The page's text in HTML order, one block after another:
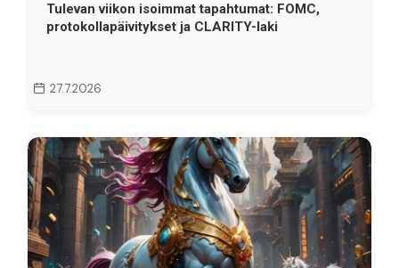
Tulevan viikon isoimmat tapahtumat: FOMC,
protokollapäivitykset ja CLARITY-laki
27.7.2026